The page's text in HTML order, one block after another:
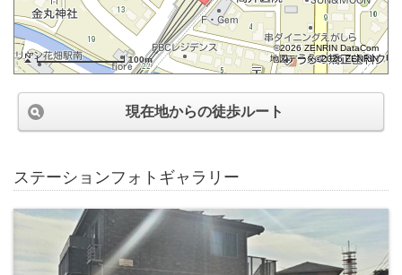
100m
©2026 ZENRIN DataCom
地図データ©2026 ZENRIN
現在地からの徒歩ルート
ステーションフォトギャラリー